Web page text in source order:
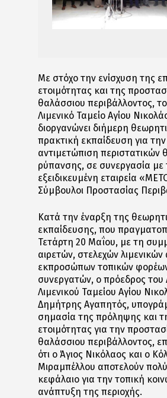
Με στόχο την ενίσχυση της
ετοιμότητας και της
θαλάσσιου περιβάλλοντος,
Λιμενικό Ταμείο Αγίου
διοργανώνει διήμερη
πρακτική εκπαίδευση για την
αντιμετώπιση περιστατικών
ρύπανσης, σε συνεργασία με
εξειδικευμένη εταιρεία
Σύμβουλοι Προστασίας
Κατά την έναρξη της
εκπαίδευσης, που
Τετάρτη 20 Μαΐου, με τη
αιρετών, στελεχών
εκπροσώπων τοπικών
συνεργατών, ο πρόεδρος του
Λιμενικού Ταμείου Αγίου
Δημήτρης Αγαπητός,
σημασία της πρόληψης και
ετοιμότητας για την
θαλάσσιου περιβάλλοντος,
ότι ο Άγιος Νικόλαος και ο
Μιραμπέλλου αποτελούν
κεφάλαιο για την τοπική
ανάπτυξη της περιοχής.